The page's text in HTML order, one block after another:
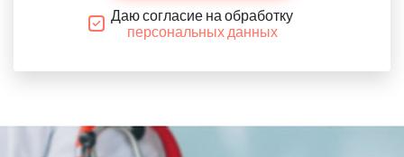
Даю согласие на обработку
персональных данных